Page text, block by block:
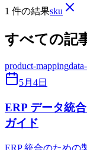
1 件の結果sku
すべての記
product-mapping
5月4日
ERP データ統
ガイド
ERP 統合のための